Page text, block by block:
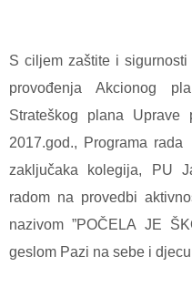
S ciljem zaštite i
provođenja Akcionog
Strateškog plana
2017.god., Programa
zaključaka kolegija, PU
radom na provedbi
nazivom ”POČELA JE
geslom Pazi na sebe i